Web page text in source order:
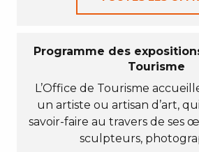
Programme des
Tourisme
L’Office de Tourisme
un artiste ou artisan d’art,
savoir-faire au travers de ses
sculpteurs,